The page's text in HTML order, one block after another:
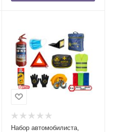
Набор автомобилиста,